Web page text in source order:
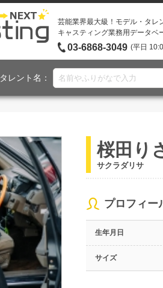
芸能業界最大級！モデル・タレ
キャスティング業務用データベ
03-6868-3049 (平日
タレント名：
桜田り
サクラダリサ
プロフィー
生年月日
サイズ